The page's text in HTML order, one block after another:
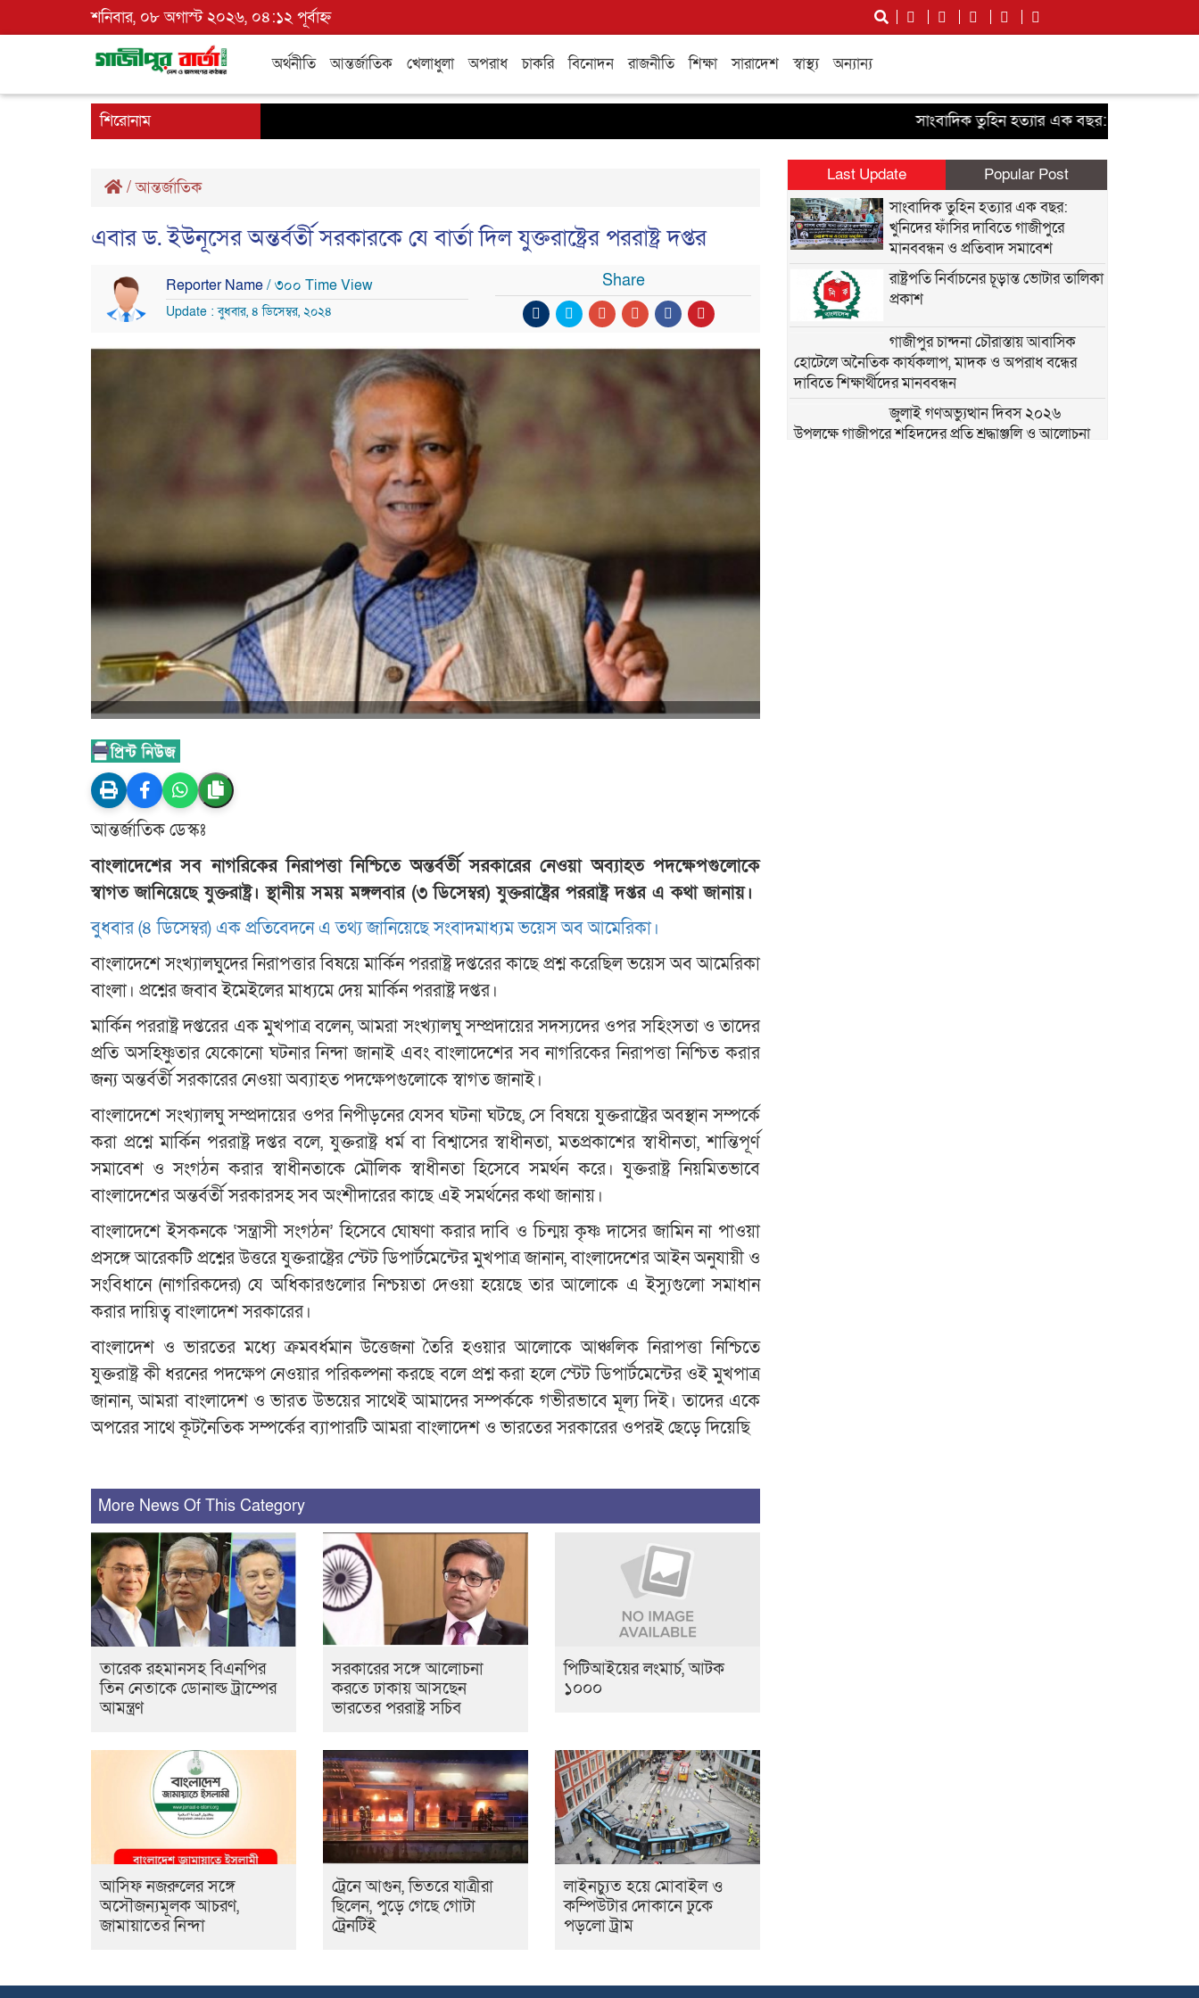
শনিবার, ০৮ অগাস্ট ২০২৬, ০৪:১২ পূর্বাহ্ন
অর্থনীতি আন্তর্জাতিক খেলাধুলা অপরাধ চাকরি বিনোদন রাজনীতি শিক্ষা সারাদেশ স্বাস্থ্য অন্যান্য
শিরোনাম সাংবাদিক তুহিন হত্যার এক বছর: খুনিদের ফাঁসির
/আন্তর্জাতিক
এবার ড. ইউনূসের অন্তর্বর্তী সরকারকে যে বার্তা দিল যুক্তরাষ্ট্রের পররাষ্ট্র দপ্তর
Reporter Name/ ৩০০ Time View
Update : বুধবার, ৪ ডিসেম্বর, ২০২৪
Share
আন্তর্জাতিক ডেস্কঃ
বাংলাদেশের সব নাগরিকের নিরাপত্তা নিশ্চিতে অন্তর্বর্তী সরকারের নেওয়া অব্যাহত পদক্ষেপগুলোকে
স্বাগত জানিয়েছে যুক্তরাষ্ট্র। স্থানীয় সময় মঙ্গলবার (৩ ডিসেম্বর) যুক্তরাষ্ট্রের পররাষ্ট্র দপ্তর এ কথা জানায়।
বুধবার (৪ ডিসেম্বর) এক প্রতিবেদনে এ তথ্য জানিয়েছে সংবাদমাধ্যম ভয়েস অব আমেরিকা।
বাংলাদেশে সংখ্যালঘুদের নিরাপত্তার বিষয়ে মার্কিন পররাষ্ট্র দপ্তরের কাছে প্রশ্ন করেছিল ভয়েস অব আমেরিকা
বাংলা। প্রশ্নের জবাব ইমেইলের মাধ্যমে দেয় মার্কিন পররাষ্ট্র দপ্তর।
মার্কিন পররাষ্ট্র দপ্তরের এক মুখপাত্র বলেন, আমরা সংখ্যালঘু সম্প্রদায়ের সদস্যদের ওপর সহিংসতা ও তাদের
প্রতি অসহিষ্ণুতার যেকোনো ঘটনার নিন্দা জানাই এবং বাংলাদেশের সব নাগরিকের নিরাপত্তা নিশ্চিত করার
জন্য অন্তর্বর্তী সরকারের নেওয়া অব্যাহত পদক্ষেপগুলোকে স্বাগত জানাই।
বাংলাদেশে সংখ্যালঘু সম্প্রদায়ের ওপর নিপীড়নের যেসব ঘটনা ঘটছে, সে বিষয়ে যুক্তরাষ্ট্রের অবস্থান সম্পর্কে
করা প্রশ্নে মার্কিন পররাষ্ট্র দপ্তর বলে, যুক্তরাষ্ট্র ধর্ম বা বিশ্বাসের স্বাধীনতা, মতপ্রকাশের স্বাধীনতা, শান্তিপূর্ণ
সমাবেশ ও সংগঠন করার স্বাধীনতাকে মৌলিক স্বাধীনতা হিসেবে সমর্থন করে। যুক্তরাষ্ট্র নিয়মিতভাবে
বাংলাদেশের অন্তর্বর্তী সরকারসহ সব অংশীদারের কাছে এই সমর্থনের কথা জানায়।
বাংলাদেশে ইসকনকে ‘সন্ত্রাসী সংগঠন’ হিসেবে ঘোষণা করার দাবি ও চিন্ময় কৃষ্ণ দাসের জামিন না পাওয়া
প্রসঙ্গে আরেকটি প্রশ্নের উত্তরে যুক্তরাষ্ট্রের স্টেট ডিপার্টমেন্টের মুখপাত্র জানান, বাংলাদেশের আইন অনুযায়ী ও
সংবিধানে (নাগরিকদের) যে অধিকারগুলোর নিশ্চয়তা দেওয়া হয়েছে তার আলোকে এ ইস্যুগুলো সমাধান
করার দায়িত্ব বাংলাদেশ সরকারের।
বাংলাদেশ ও ভারতের মধ্যে ক্রমবর্ধমান উত্তেজনা তৈরি হওয়ার আলোকে আঞ্চলিক নিরাপত্তা নিশ্চিতে
যুক্তরাষ্ট্র কী ধরনের পদক্ষেপ নেওয়ার পরিকল্পনা করছে বলে প্রশ্ন করা হলে স্টেট ডিপার্টমেন্টের ওই মুখপাত্র
জানান, আমরা বাংলাদেশ ও ভারত উভয়ের সাথেই আমাদের সম্পর্ককে গভীরভাবে মূল্য দিই। তাদের একে
অপরের সাথে কূটনৈতিক সম্পর্কের ব্যাপারটি আমরা বাংলাদেশ ও ভারতের সরকারের ওপরই ছেড়ে দিয়েছি
More News Of This Category
তারেক রহমানসহ বিএনপির
তিন নেতাকে ডোনাল্ড ট্রাম্পের
আমন্ত্রণ
সরকারের সঙ্গে আলোচনা
করতে ঢাকায় আসছেন
ভারতের পররাষ্ট্র সচিব
পিটিআইয়ের লংমার্চ, আটক
১০০০
আসিফ নজরুলের সঙ্গে
অসৌজন্যমূলক আচরণ,
জামায়াতের নিন্দা
ট্রেনে আগুন, ভিতরে যাত্রীরা
ছিলেন, পুড়ে গেছে গোটা
ট্রেনটিই
লাইনচ্যুত হয়ে মোবাইল ও
কম্পিউটার দোকানে ঢুকে
পড়লো ট্রাম
Last Update
Popular Post
সাংবাদিক তুহিন হত্যার এক বছর:
খুনিদের ফাঁসির দাবিতে গাজীপুরে
মানববন্ধন ও প্রতিবাদ সমাবেশ
রাষ্ট্রপতি নির্বাচনের চূড়ান্ত ভোটার তালিকা
প্রকাশ
গাজীপুর চান্দনা চৌরাস্তায় আবাসিক
হোটেলে অনৈতিক কার্যকলাপ, মাদক ও অপরাধ বন্ধের
দাবিতে শিক্ষার্থীদের মানববন্ধন
জুলাই গণঅভ্যুত্থান দিবস ২০২৬
উপলক্ষে গাজীপুরে শহিদদের প্রতি শ্রদ্ধাঞ্জলি ও আলোচনা